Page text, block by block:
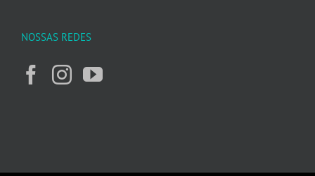
NOSSAS REDES